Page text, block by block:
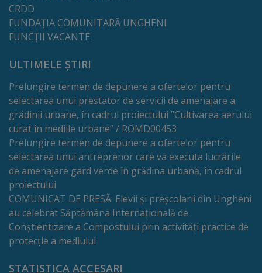
Regulamentul
funcționare
Integritate
și
calitate
Consiliul
Municipal
Secretar
CRDD
FUNDAȚIA COMUNITARĂ UNGHENI
FUNCȚII VACANTE
ULTIMELE ȘTIRI
Prelungire termen de depunere a ofertelor pentru
selectarea unui prestator de servicii de amenajare a
grădinii urbane, în cadrul proiectului ”Cultivarea aerului
curat în mediile urbane” / ROMD00453
Prelungire termen de depunere a ofertelor pentru
selectarea unui antreprenor care va executa lucrările
de amenajare gard verde în grădina urbană, în cadrul
proiectului
COMUNICAT DE PRESĂ: Elevii și preșcolarii din Ungheni
au celebrat Săptămâna Internațională de
Conștientizare a Compostului prin activități practice de
protecție a mediului
STATISTICA ACCESARI